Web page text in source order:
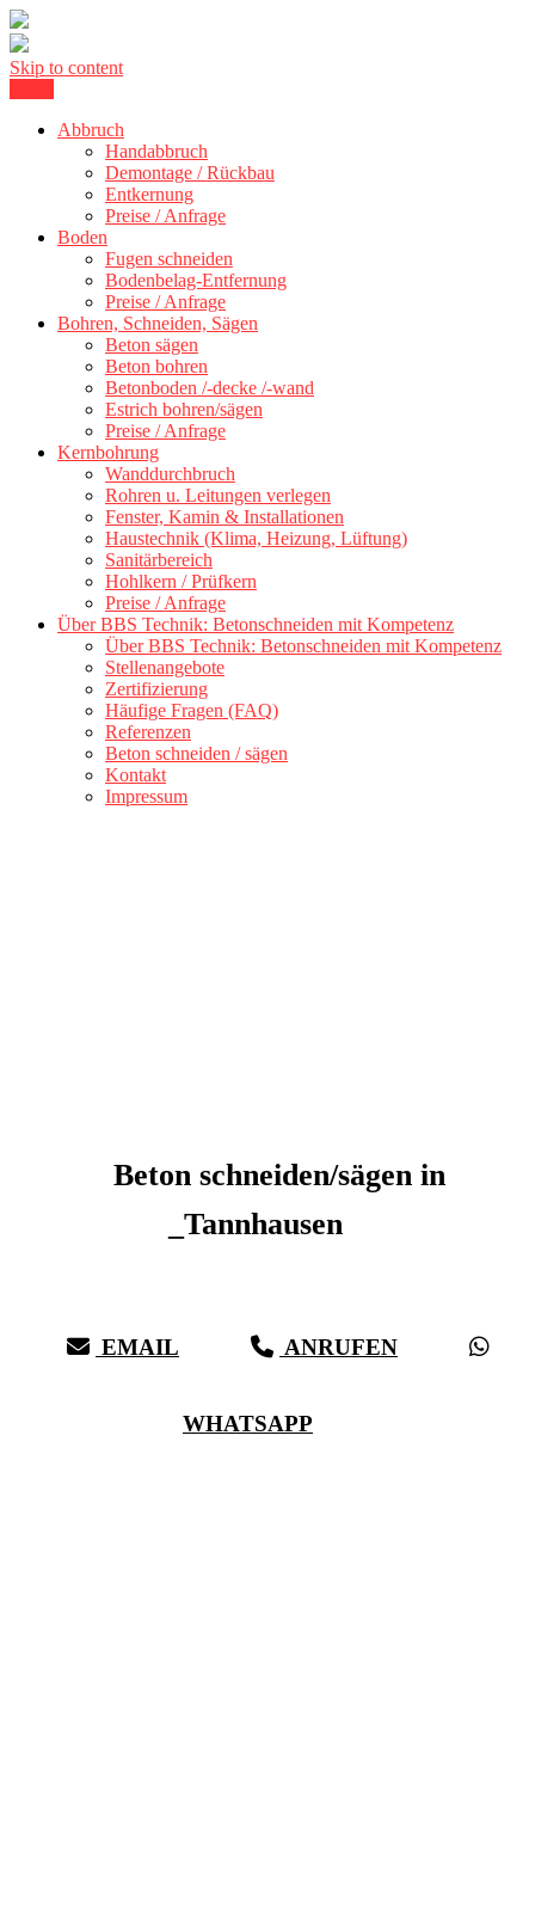
Skip to content
BBS Technik GmbH
300 kmAbbruch
Handabbruch
Demontage / Rückbau
Entkernung
Preise / Anfrage
Boden
Fugen schneiden
Bodenbelag-Entfernung
Preise / Anfrage
Bohren, Schneiden, Sägen
Beton sägen
Beton bohren
Betonboden /-decke /-wand
Estrich bohren/sägen
Preise / Anfrage
Kernbohrung
Wanddurchbruch
Rohren u. Leitungen verlegen
Fenster, Kamin & Installationen
Haustechnik (Klima, Heizung, Lüftung)
Sanitärbereich
Hohlkern / Prüfkern
Preise / Anfrage
Über BBS Technik: Betonschneiden mit Kompetenz
Über BBS Technik: Betonschneiden mit Kompetenz
Stellenangebote
Zertifizierung
Häufige Fragen (FAQ)
Referenzen
Beton schneiden / sägen
Kontakt
Impressum
Beton schneiden/sägen in
_Tannhausen
EMAIL ANRUFEN
WHATSAPP